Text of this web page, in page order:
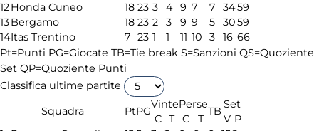
12Honda Cuneo 18 23 3 4 9 7 7 3459
13Bergamo 18 23 2 3 9 9 5 3059
14Itas Trentino 7 23 1 1 11 10 3 16 66
Pt=Punti PG=Giocate TB=Tie break S=Sanzioni QS=Quoziente
Set QP=Quoziente Punti
Classifica ultime partite
Squadra
PtPG
VintePerse
TB
Set
C T C T V P